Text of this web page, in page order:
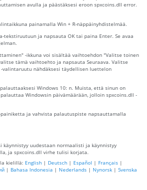
avulla ja päästäksesi eroon spxcoins.dll error.
painamalla Win + R-näppäinyhdistelmää.
tekstiruutuun ja napsauta OK tai paina Enter. Se avaa
-ikkuna voi sisältää vaihtoehdon "Valitse toinen
tämä vaihtoehto ja napsauta Seuraava. Valitse
valintaruutu nähdäksesi täydellisen luettelon
Windows 10: n. Muista, että sinun on
Windowsin päivämäärään, jolloin spxcoins.dll -
painiketta ja vahvista palautuspiste napsauttamalla
käynnistyy uudestaan ​​normaalisti ja käynnistyy
ja spxcoins.dll virhe tulisi korjata.
kielillä: English | Deutsch | Español | Français |
| Bahasa Indonesia | Nederlands | Nynorsk | Svenska